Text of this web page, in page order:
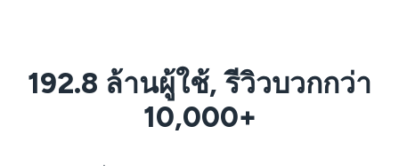
192.8 ล้านผู้ใช้, รีวิวบวกกว่า
10,000+